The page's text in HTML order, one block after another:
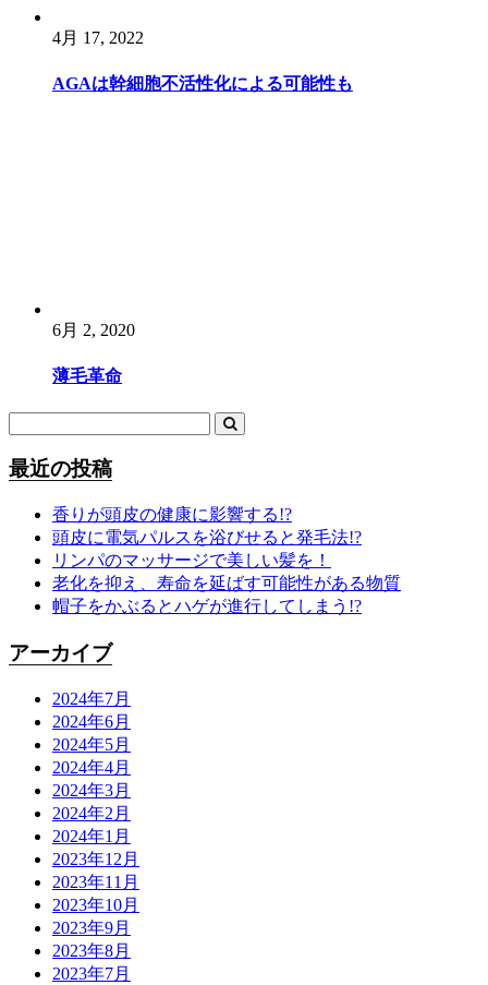
4月 17, 2022
AGAは幹細胞不活性化による可能性も
6月 2, 2020
薄毛革命
最近の投稿
香りが頭皮の健康に影響する!?
頭皮に電気パルスを浴びせると発毛法!?
リンパのマッサージで美しい髪を！
老化を抑え、寿命を延ばす可能性がある物質
帽子をかぶるとハゲが進行してしまう!?
アーカイブ
2024年7月
2024年6月
2024年5月
2024年4月
2024年3月
2024年2月
2024年1月
2023年12月
2023年11月
2023年10月
2023年9月
2023年8月
2023年7月